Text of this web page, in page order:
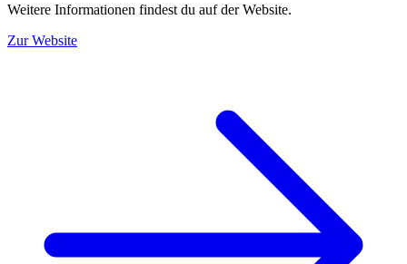
Weitere Informationen findest du auf der Website.
Zur Website